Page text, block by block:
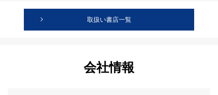
取扱い書店一覧
会社情報